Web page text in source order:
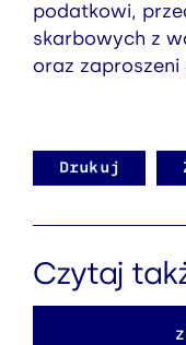
podatkowi,
skarbowych z
oraz zaproszeni
Drukuj
Czytaj